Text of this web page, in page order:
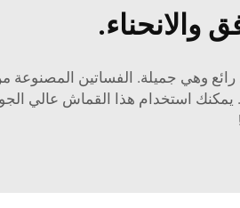
والانحناء.
وهي جميلة. الفساتين المصنوعة
يمكنك استخدام هذا القماش عالي